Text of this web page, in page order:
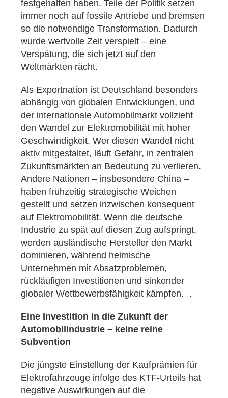
festgehalten haben. Teile der Politik setzen
immer noch auf fossile Antriebe und bremsen
so die notwendige Transformation. Dadurch
wurde wertvolle Zeit verspielt – eine
Verspätung, die sich jetzt auf den
Weltmärkten rächt.
Als Exportnation ist Deutschland besonders
abhängig von globalen Entwicklungen, und
der internationale Automobilmarkt vollzieht
den Wandel zur Elektromobilität mit hoher
Geschwindigkeit. Wer diesen Wandel nicht
aktiv mitgestaltet, läuft Gefahr, in zentralen
Zukunftsmärkten an Bedeutung zu verlieren.
Andere Nationen – insbesondere China –
haben frühzeitig strategische Weichen
gestellt und setzen inzwischen konsequent
auf Elektromobilität. Wenn die deutsche
Industrie zu spät auf diesen Zug aufspringt,
werden ausländische Hersteller den Markt
dominieren, während heimische
Unternehmen mit Absatzproblemen,
rückläufigen Investitionen und sinkender
globaler Wettbewerbsfähigkeit kämpfen. .
Eine Investition in die Zukunft der
Automobilindustrie – keine reine
Subvention
Die jüngste Einstellung der Kaufprämien für
Elektrofahrzeuge infolge des KTF-Urteils hat
negative Auswirkungen auf die